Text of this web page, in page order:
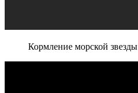
Кормление морской звезды